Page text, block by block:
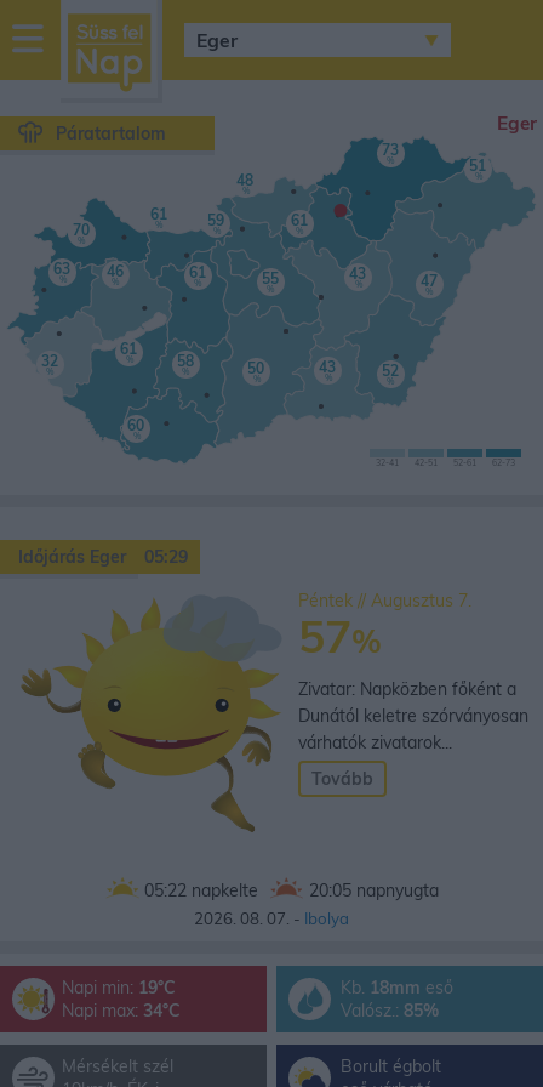
sussfelnap.hu
időjárás
Páratartalom
•
Eger
52
%
55
% 47
%
61
%
70
%
61
% 50
%
73
% 51
%
60
%
48
%
43
%
61
%
58
%
43
%
63
%
61
% 59
%
46
%
32
%
32 -41 42 -51 52 62- 73
Időjárás Eger
05:29
Péntek // Augusztus 7.
57%
Zivatar: Napközben főként a
Dunától keletre szórványosan
várhatók zivatarok...
Tovább
05:22 napkelte 20:05 napnyugta
2026. 08. 07. - Ibolya
Napi min: 19°C
Napi max: 34°C
Kb. 18mm eső
Valósz.: 85%
Mérsékelt szél
Borult égbolt